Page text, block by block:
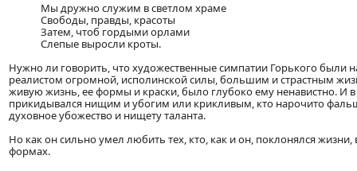
Мы дружно служим в светлом храме
Свободы, правды, красоты
Затем, чтоб гордыми орлами
Слепые выросли кроты.
Нужно ли говорить, что художественные симпатии Горького
реалистом огромной, исполинской силы, большим и страстным
живую жизнь, ее формы и краски, было глубоко ему ненавистно.
прикидывался нищим и убогим или крикливым, кто нарочито
духовное убожество и нищету таланта.
Но как он сильно умел любить тех, кто, как и он, поклонялся
формах.